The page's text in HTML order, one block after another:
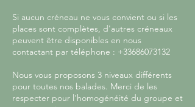
Si aucun créneau ne vous convient ou si les
places sont complètes, d'autres créneaux
peuvent être disponibles en nous
contactant par téléphone : +33686073132
Nous vous proposons 3 niveaux différents
pour toutes nos balades. Merci de les
respecter pour l'homogénéité du groupe et